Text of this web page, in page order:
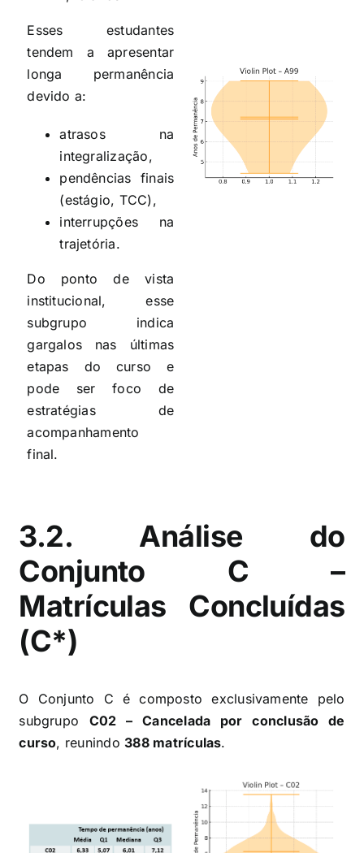
Esses estudantes
tendem a apresentar
longa permanência
devido a:
atrasos na
integralização,
pendências finais
(estágio, TCC),
interrupções na
trajetória.
Do ponto de vista
institucional, esse
subgrupo indica
gargalos nas últimas
etapas do curso e
pode ser foco de
estratégias de
acompanhamento
final.
3.2. Análise do
Conjunto C –
Matrículas Concluídas
(C*)
O Conjunto C é composto exclusivamente pelo
subgrupo C02 – Cancelada por conclusão de
curso, reunindo388 matrículas.